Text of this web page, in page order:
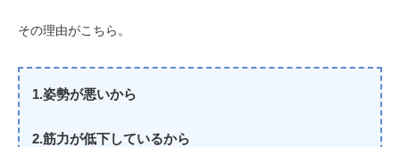
その理由がこちら。
1.姿勢が悪いから
2.筋力が低下しているから